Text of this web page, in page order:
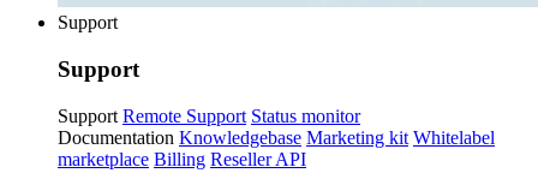
Support
Support
Support Remote Support Status monitor
Documentation Knowledgebase Marketing kit Whitelabel
marketplace Billing Reseller API